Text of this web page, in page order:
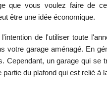
que vous voulez faire de
être une idée économique.
de l'utiliser toute
votre garage aménagé. En
Cependant, un garage qui se
partie du plafond qui est relié à